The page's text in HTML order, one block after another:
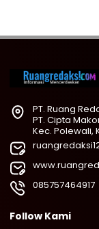
PT. Ruang
PT. Cipta
Kec. Polewali,
085757464917
Follow Kami